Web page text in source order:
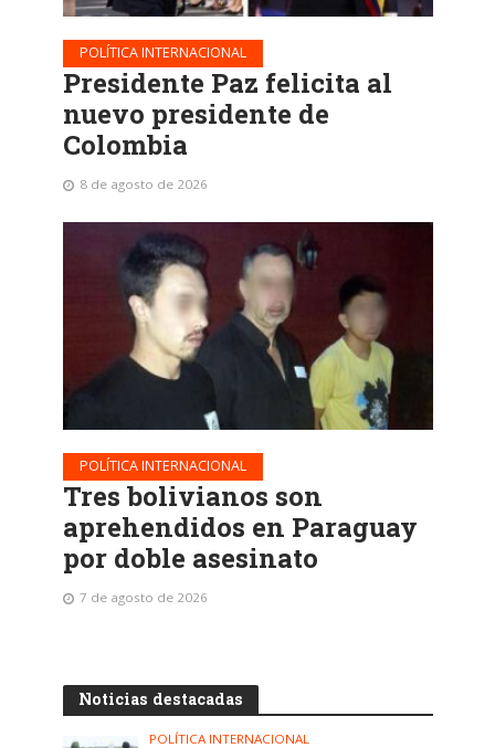
POLÍTICA INTERNACIONAL
Presidente Paz felicita al
nuevo presidente de
Colombia
8 de agosto de 2026
POLÍTICA INTERNACIONAL
Tres bolivianos son
aprehendidos en Paraguay
por doble asesinato
7 de agosto de 2026
Noticias destacadas
POLÍTICA INTERNACIONAL